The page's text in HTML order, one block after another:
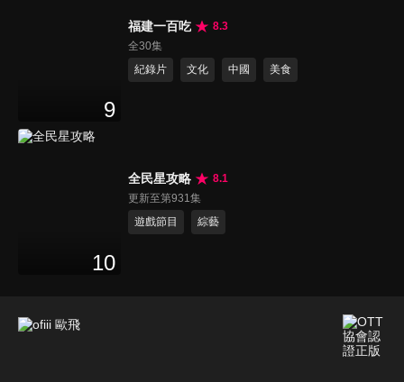
9
福建一百吃
8.3
全30集
紀錄片
文化 中國 美食
10
全民星攻略
8.1
更新至第931集
遊戲節目
綜藝